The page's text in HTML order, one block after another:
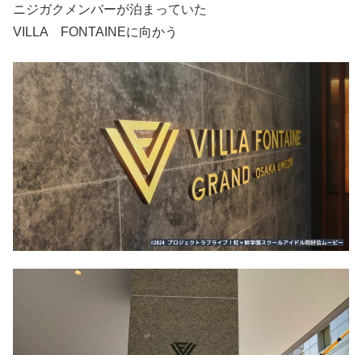
ニジガクメンバーが泊まっていた
VILLA FONTAINEに向かう